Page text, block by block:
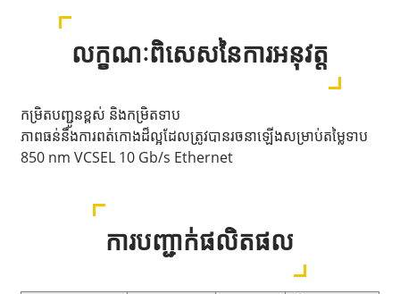
លក្ខណៈពិសេសនៃការអនុវត្ត
កម្រិតបញ្ជូនខ្ពស់ និងកម្រិតទាប
ភាពធន់នឹងការពត់កោងដ៏ល្អដែលត្រូវបានរចនាឡើងសម្រាប់តម្លៃទាប
850 nm VCSEL 10 Gb/s Ethernet
ការ​បញ្ជាក់​ផលិតផល